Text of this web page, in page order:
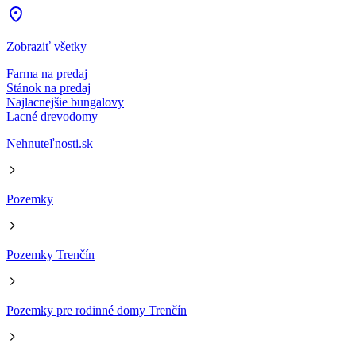
Zobraziť všetky
Farma na predaj
Stánok na predaj
Najlacnejšie bungalovy
Lacné drevodomy
Nehnuteľnosti.sk
Pozemky
Pozemky Trenčín
Pozemky pre rodinné domy Trenčín